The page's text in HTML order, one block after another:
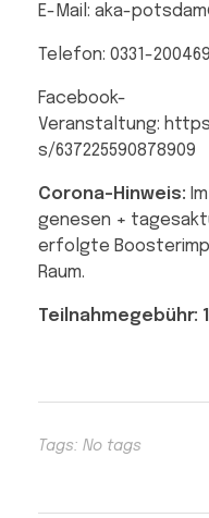
E-Mail: aka-
Telefon: 0331-
Facebook-
Veranstaltung:
s/637225590878909
Corona-Hinweis:
genesen +
erfolgte
Raum.
Teilnahmegebühr:
Tags: No tags